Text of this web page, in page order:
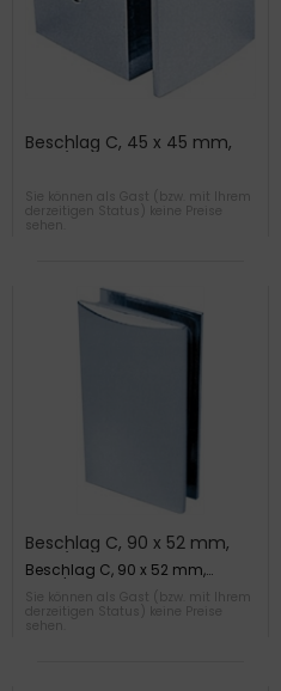
Beschlag C, 45 x 45 mm,
Sie können als Gast (bzw. mit Ihrem
derzeitigen Status) keine Preise
Beschlag C, 90 x 52 mm,
Glas/Wand ohne Winkel
Beschlag C, 90 x 52 mm,
Sie können als Gast (bzw. mit Ihrem
derzeitigen Status) keine Preise